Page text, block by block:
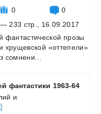
0
0
— 233 стр., 16.09.2017
фантастической прозы
хрущевской «оттепели»
сомнени...
фантастики 1963-64
и